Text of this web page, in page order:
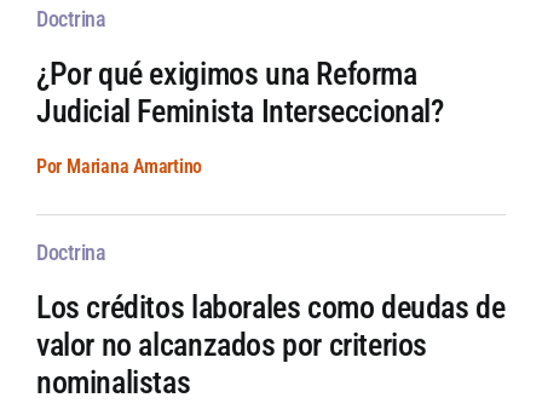
Doctrina
¿Por qué exigimos una Reforma
Judicial Feminista Interseccional?
Por Mariana Amartino
Doctrina
Los créditos laborales como deudas de
valor no alcanzados por criterios
nominalistas